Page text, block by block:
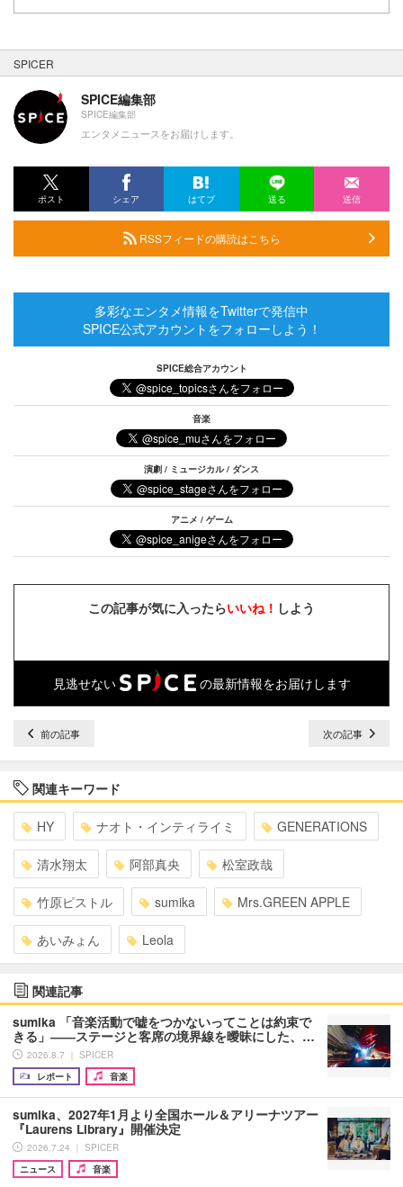
SPICER
SPICE編集部
SPICE編集部
エンタメニュースをお届けします。
ポスト シェア はてブ 送る 送信
RSSフィードの購読はこちら
多彩なエンタメ情報をTwitterで発信中
SPICE公式アカウントをフォローしよう！
SPICE総合アカウント
音楽
演劇 / ミュージカル / ダンス
アニメ / ゲーム
この記事が気に入ったらいいね！ しよう
見逃せない の最新情報をお届けします
前の記事 次の記事
関連キーワード
HY ナオト・インティライミ GENERATIONS
清水翔太 阿部真央 松室政哉
竹原ピストル sumika Mrs.GREEN APPLE
あいみょん Leola
関連記事
sumika 「音楽活動で嘘をつかないってことは約束で
きる」――ステージと客席の境界線を曖昧にした、…
2026.8.7 ｜ SPICER
レポート
音楽
sumika、2027年1月より全国ホール＆アリーナツアー
『Laurens Library』開催決定
2026.7.24 ｜ SPICER
ニュース
音楽